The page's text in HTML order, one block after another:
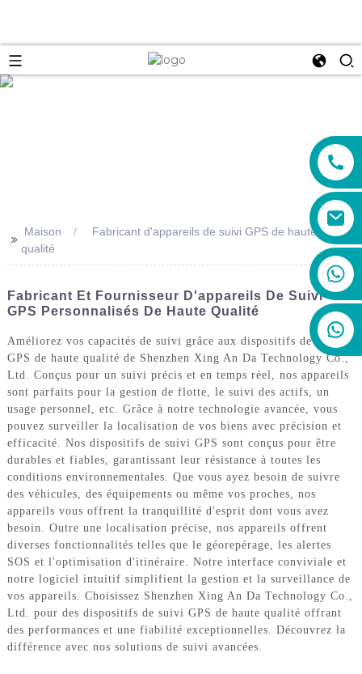
+86 19888492894
>> Maison
Fabricant d'appareils de suivi GPS de haute
qualité
Fabricant Et Fournisseur D'appareils De Suivi
GPS Personnalisés De Haute Qualité
Améliorez vos capacités de suivi grâce aux dispositifs de suivi
GPS de haute qualité de Shenzhen Xing An Da Technology Co.,
Ltd. Conçus pour un suivi précis et en temps réel, nos appareils
sont parfaits pour la gestion de flotte, le suivi des actifs, un
usage personnel, etc. Grâce à notre technologie avancée, vous
pouvez surveiller la localisation de vos biens avec précision et
efficacité. Nos dispositifs de suivi GPS sont conçus pour être
durables et fiables, garantissant leur résistance à toutes les
conditions environnementales. Que vous ayez besoin de suivre
des véhicules, des équipements ou même vos proches, nos
appareils vous offrent la tranquillité d'esprit dont vous avez
besoin. Outre une localisation précise, nos appareils offrent
diverses fonctionnalités telles que le géorepérage, les alertes
SOS et l'optimisation d'itinéraire. Notre interface conviviale et
notre logiciel intuitif simplifient la gestion et la surveillance de
vos appareils. Choisissez Shenzhen Xing An Da Technology Co.,
Ltd. pour des dispositifs de suivi GPS de haute qualité offrant
des performances et une fiabilité exceptionnelles. Découvrez la
différence avec nos solutions de suivi avancées.